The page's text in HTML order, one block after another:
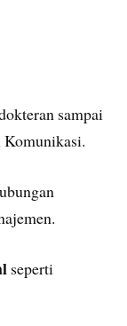
sampai
Komunikasi.
seperti